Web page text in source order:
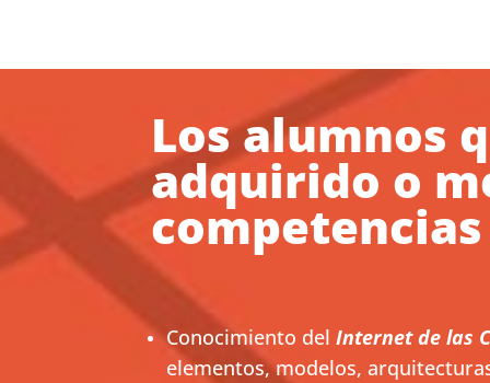
Los alumnos
adquirido o
Conocimiento del Internet de las
elementos, modelos,